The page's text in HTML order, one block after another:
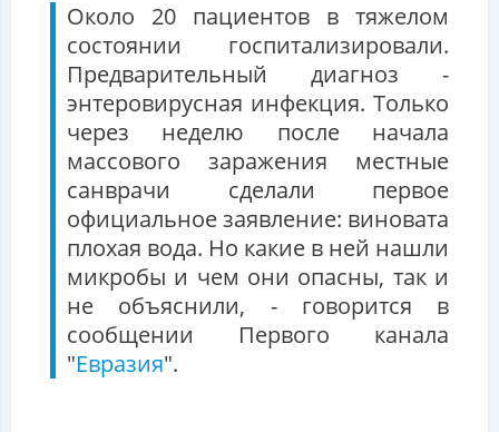
Около 20 пациентов в тяжелом
состоянии госпитализировали.
Предварительный диагноз -
энтеровирусная инфекция. Только
через неделю после начала
массового заражения местные
санврачи сделали первое
официальное заявление: виновата
плохая вода. Но какие в ней нашли
микробы и чем они опасны, так и
не объяснили, - говорится в
сообщении Первого канала
"Евразия".